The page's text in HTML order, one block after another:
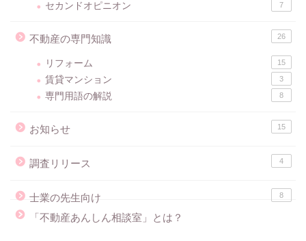
セカンドオピニオン 7
不動産の専門知識 26
リフォーム 15
賃貸マンション 3
専門用語の解説 8
お知らせ 15
調査リリース 4
士業の先生向け 8
「不動産あんしん相談室」とは？